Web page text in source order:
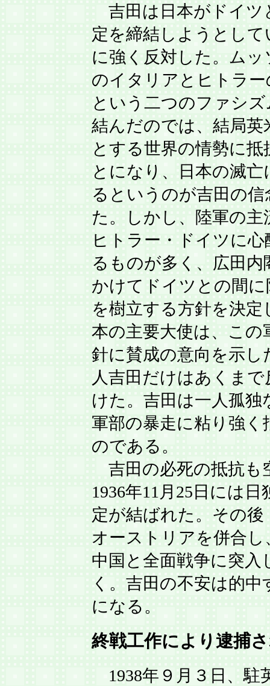
吉田は日本がドイツ
定を締結しようとし
に強く反対した。ムッ
のイタリアとヒトラ
という二つのファシ
結んだのでは、結局英
とする世界の情勢に抵
とになり、日本の滅亡
るというのが吉田の
た。しかし、陸軍の主
ヒトラー・ドイツに
るものが多く、広田内
かけてドイツとの間に
を樹立する方針を決定
本の主要大使は、この
針に賛成の意向を示し
人吉田だけはあくまで
けた。吉田は一人孤独
軍部の暴走に粘り強く
のである。
吉田の必死の抵抗も
1936年11月25日には日
定が結ばれた。その後
オーストリアを併合し
中国と全面戦争に突入
く。吉田の不安は的中
になる。
終戦工作により逮捕
1938年９月３日、駐